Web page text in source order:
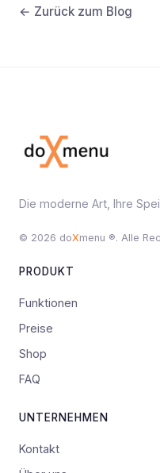
← Zurück zum Blog
Die moderne Art, Ihre
© 2026 doXmenu ®. Alle
PRODUKT
Funktionen
Preise
Shop
FAQ
UNTERNEHMEN
Kontakt